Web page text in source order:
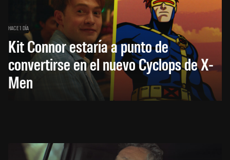
HACE 1 DÍA
Kit Connor estaría a punto de
convertirse en el nuevo Cyclops de X-
Men